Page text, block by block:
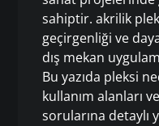
sahiptir. akrilik
geçirgenliği ve
dış mekan
Bu yazıda pleksi
kullanım alanları
sorularına detaylı